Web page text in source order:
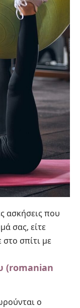
ασκήσεις που
σας, είτε
σπίτι με
(romanian
ο